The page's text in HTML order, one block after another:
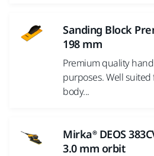
Sanding Block
198 mm
Premium quality
purposes. Well suited
body...
Mirka® DEOS
3.0 mm orbit